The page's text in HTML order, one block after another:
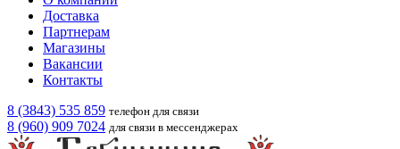
Доставка
Партнерам
Магазины
Вакансии
Контакты
8 (3843) 535 859 телефон для связи
8 (960) 909 7024 для связи в мессенджерах